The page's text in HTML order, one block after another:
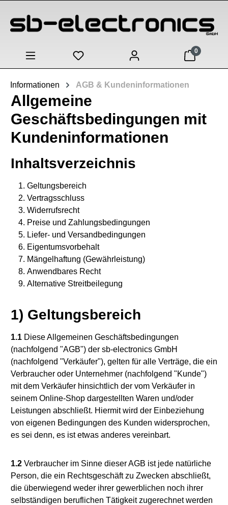
0
Informationen AGB & Kundeninformationen
Allgemeine
Geschäftsbedingungen mit
Kundeninformationen
Inhaltsverzeichnis
Geltungsbereich
Vertragsschluss
Widerrufsrecht
Preise und Zahlungsbedingungen
Liefer- und Versandbedingungen
Eigentumsvorbehalt
Mängelhaftung (Gewährleistung)
Anwendbares Recht
Alternative Streitbeilegung
1) Geltungsbereich
1.1 Diese Allgemeinen Geschäftsbedingungen
(nachfolgend "AGB") der sb-electronics GmbH
(nachfolgend "Verkäufer"), gelten für alle Verträge, die ein
Verbraucher oder Unternehmer (nachfolgend "Kunde")
mit dem Verkäufer hinsichtlich der vom Verkäufer in
seinem Online-Shop dargestellten Waren und/oder
Leistungen abschließt. Hiermit wird der Einbeziehung
von eigenen Bedingungen des Kunden widersprochen,
es sei denn, es ist etwas anderes vereinbart.
1.2 Verbraucher im Sinne dieser AGB ist jede natürliche
Person, die ein Rechtsgeschäft zu Zwecken abschließt,
die überwiegend weder ihrer gewerblichen noch ihrer
selbständigen beruflichen Tätigkeit zugerechnet werden